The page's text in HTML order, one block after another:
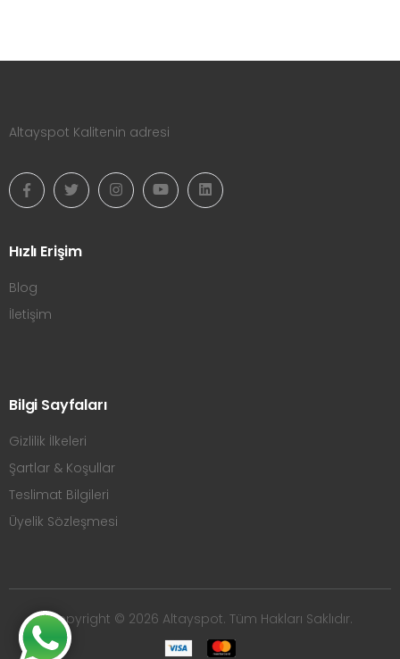
Altayspot Kalitenin adresi
Hızlı Erişim
Blog
İletişim
Bilgi Sayfaları
Gizlilik İlkeleri
Şartlar & Koşullar
Teslimat Bilgileri
Üyelik Sözleşmesi
Copyright © 2026 Altayspot. Tüm Hakları Saklıdır.